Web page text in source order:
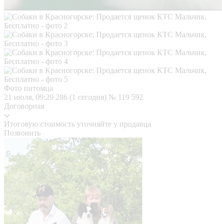
Фото питомца
21 июля, 09:29 286 (1 сегодня) № 119 592
Договорная
Итоговую стоимость уточняйте у продавца
Позвонить